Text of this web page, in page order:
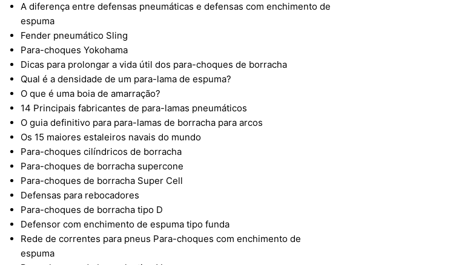
A diferença entre defensas pneumáticas e defensas com enchimento de
espuma
Fender pneumático Sling
Para-choques Yokohama
Dicas para prolongar a vida útil dos para-choques de borracha
Qual é a densidade de um para-lama de espuma?
O que é uma boia de amarração?
14 Principais fabricantes de para-lamas pneumáticos
O guia definitivo para para-lamas de borracha para arcos
Os 15 maiores estaleiros navais do mundo
Para-choques cilíndricos de borracha
Para-choques de borracha supercone
Para-choques de borracha Super Cell
Defensas para rebocadores
Para-choques de borracha tipo D
Defensor com enchimento de espuma tipo funda
Rede de correntes para pneus Para-choques com enchimento de
espuma